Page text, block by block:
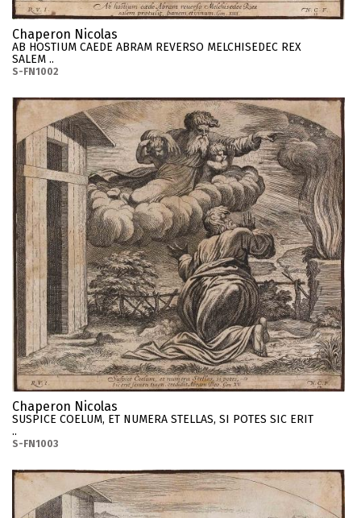
Chaperon Nicolas
AB HOSTIUM CAEDE ABRAM REVERSO MELCHISEDEC REX
SALEM ..
S-FN1002
Chaperon Nicolas
SUSPICE COELUM, ET NUMERA STELLAS, SI POTES SIC ERIT
..
S-FN1003